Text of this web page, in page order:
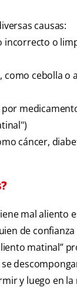
causas:
incorrecto o
como cebolla o
cáncer,
mal aliento
de
matinal”
y luego en